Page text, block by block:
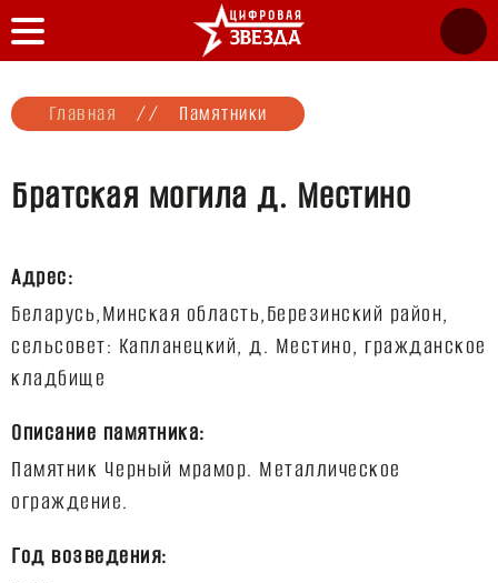
Главная // Памятники
Братская могила д. Местино
Адрес:
Беларусь,Минская область,Березинский район,
сельсовет: Капланецкий, д. Местино, гражданское
Описание памятника:
Памятник Черный мрамор. Металлическое
Год возведения: